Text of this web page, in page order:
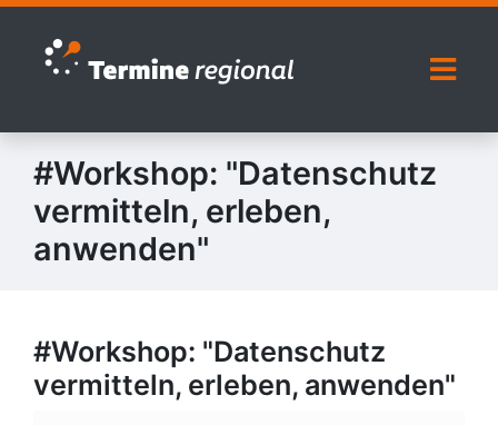
Zur Navigation springen
Zum Inhalt springen
#Workshop: "Datenschutz
vermitteln, erleben,
anwenden"
#Workshop: "Datenschutz
vermitteln, erleben, anwenden"